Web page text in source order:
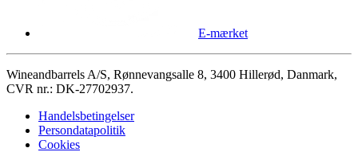
E-mærket
Wineandbarrels A/S, Rønnevangsalle 8, 3400 Hillerød, Danmark,
CVR nr.: DK-27702937.
Handelsbetingelser
Persondatapolitik
Cookies